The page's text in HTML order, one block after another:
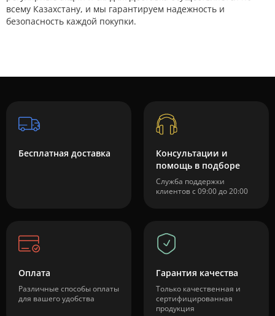
всему Казахстану, и мы гарантируем надежность и
безопасность каждой покупки.
Бесплатная доставка
Консультации и
помощь в подборе
Служба поддержки
клиентов с 09:00 до 20:00
Оплата
Различные способы оплаты
для вашего удобства
Гарантия качества
Только качественная и
сертифицированная
продукция